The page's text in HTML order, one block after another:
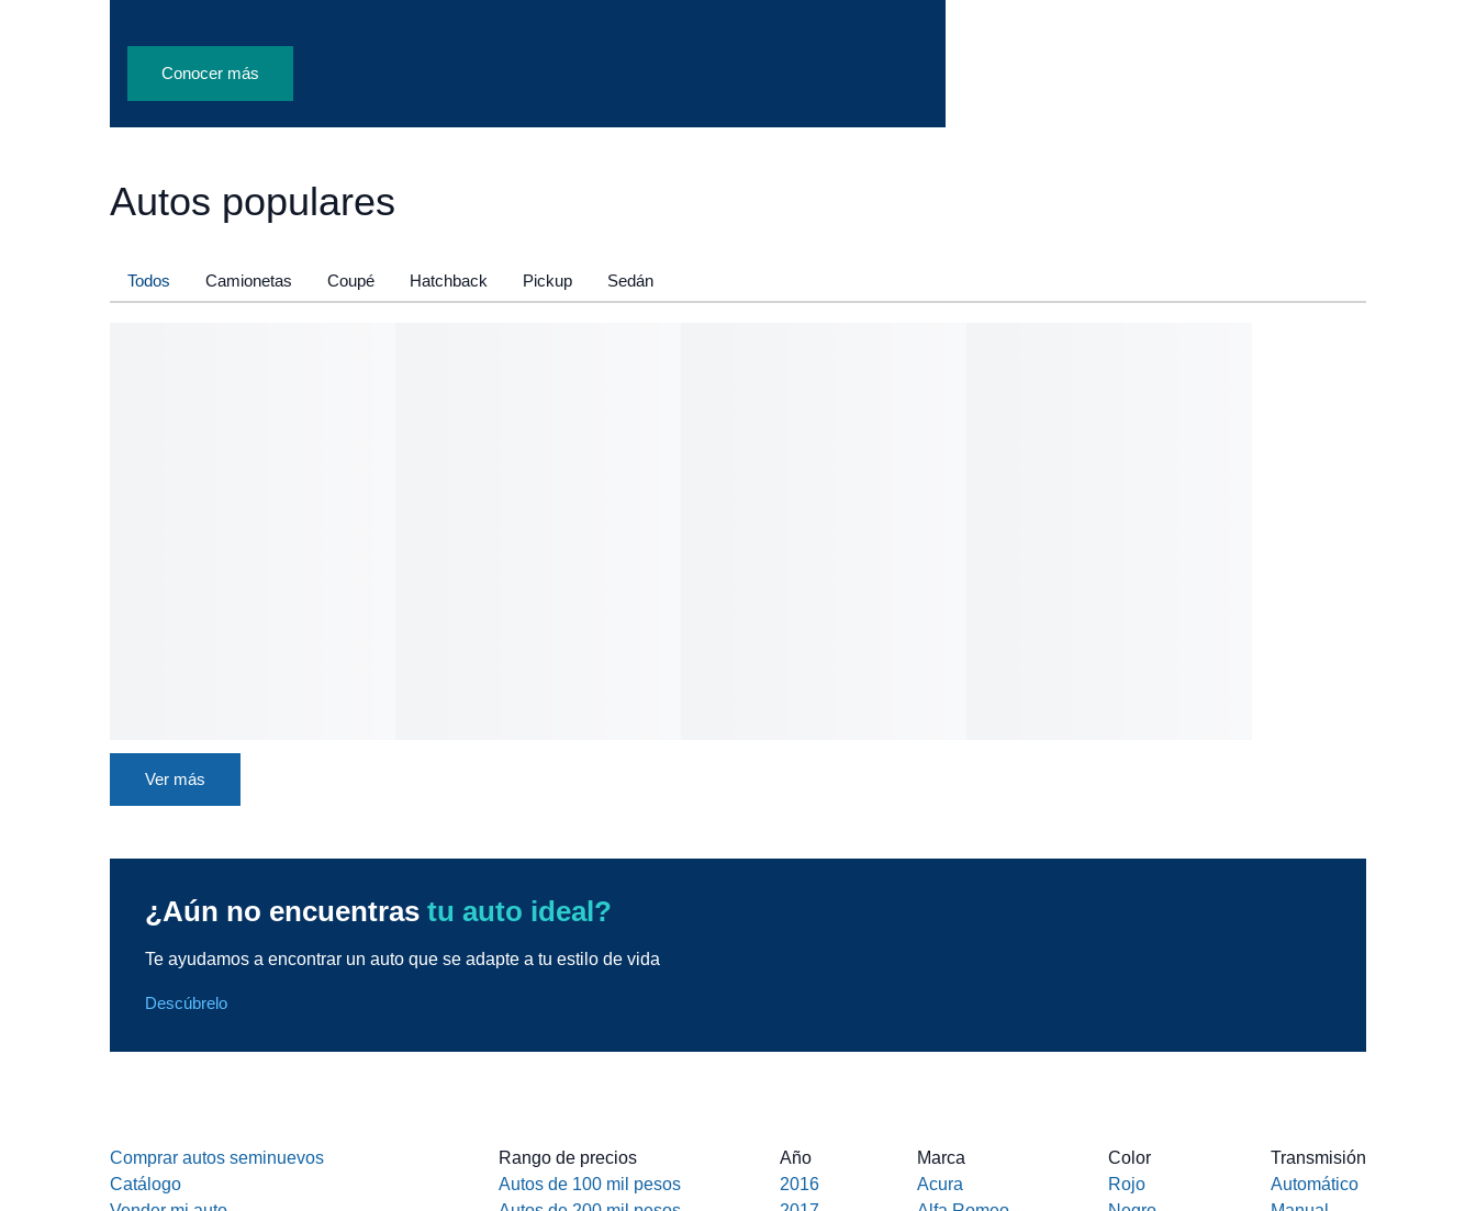
Conocer más
Autos populares
Todos Camionetas Coupé Hatchback Pickup Sedán
Ver más
¿Aún no encuentras tu auto ideal?
Te ayudamos a encontrar un auto que se adapte a tu estilo de vida
Descúbrelo
Comprar autos seminuevos
Catálogo
Rango de precios
Autos de 100 mil pesos
Año
2016
Marca
Acura
Color
Rojo
Transmisión
Automático